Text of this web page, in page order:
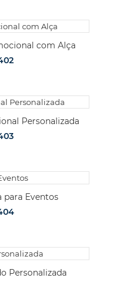
com Alça
Personalizada
para Eventos
Personalizada